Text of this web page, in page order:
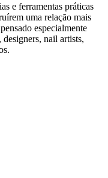
e ferramentas práticas
uma relação mais
especialmente
designers, nail artists,